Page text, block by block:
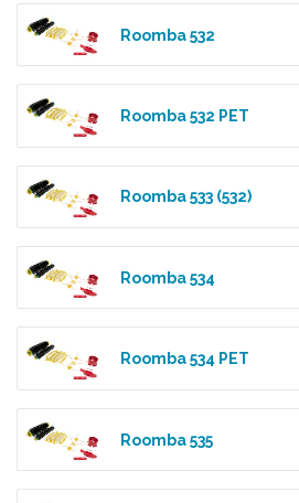
Roomba 532
Roomba 532 PET
Roomba 533 (532)
Roomba 534
Roomba 534 PET
Roomba 535